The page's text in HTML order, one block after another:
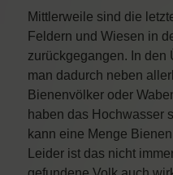
Mittlerweile sind die
Feldern und Wiesen in
zurückgegangen. In den
man dadurch neben
Bienenvölker oder
haben das Hochwasser
kann eine Menge
Leider ist das nicht